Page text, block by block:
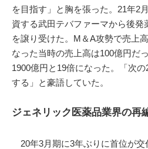
を目指す」と胸を張った。21年2
資する武田テバファーマから後
を譲り受けた。M＆A攻勢で売上
なった当時の売上高は100億円だ
1900億円と19倍になった。「次
する」と豪語していた。
ジェネリック医薬品業界の再
20年3月期に3年ぶりに首位が交